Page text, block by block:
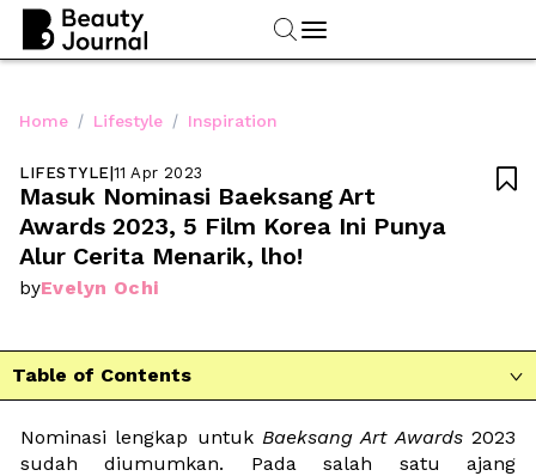
Home / Lifestyle / Inspiration
LIFESTYLE|11 Apr 2023
Masuk Nominasi Baeksang Art
Awards 2023, 5 Film Korea Ini Punya
Alur Cerita Menarik, lho!
byEvelyn Ochi

Table of Contents 
Nominasi lengkap untuk Baeksang Art Awards 2023
sudah diumumkan. Pada salah satu ajang